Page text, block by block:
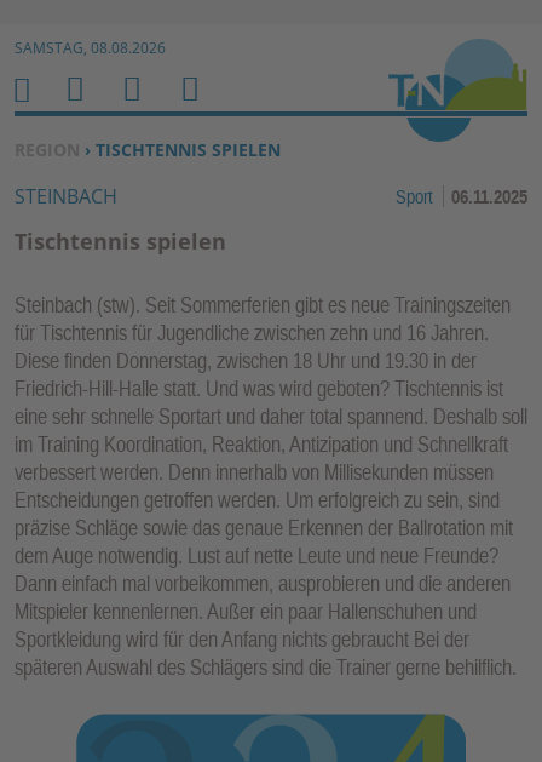
Zum Inhalt springen ↓
SAMSTAG, 08.08.2026
SIE BEFINDEN SICH HIER:
REGION › TISCHTENNIS SPIELEN
STEINBACH Sport 06.11.2025
Tischtennis spielen
Steinbach (stw). Seit Sommerferien gibt es neue Trainingszeiten
für Tischtennis für Jugendliche zwischen zehn und 16 Jahren.
Diese finden Donnerstag, zwischen 18 Uhr und 19.30 in der
Friedrich-Hill-Halle statt. Und was wird geboten? Tischtennis ist
eine sehr schnelle Sportart und daher total spannend. Deshalb soll
im Training Koordination, Reaktion, Antizipation und Schnellkraft
verbessert werden. Denn innerhalb von Millisekunden müssen
Entscheidungen getroffen werden. Um erfolgreich zu sein, sind
präzise Schläge sowie das genaue Erkennen der Ballrotation mit
dem Auge notwendig. Lust auf nette Leute und neue Freunde?
Dann einfach mal vorbeikommen, ausprobieren und die anderen
Mitspieler kennenlernen. Außer ein paar Hallenschuhen und
Sportkleidung wird für den Anfang nichts gebraucht Bei der
späteren Auswahl des Schlägers sind die Trainer gerne behilflich.
H
O
M
E
M
E
N
U
S
U
E
B
E
T
E
R
F
U
N
K
TI
O
N
E
N